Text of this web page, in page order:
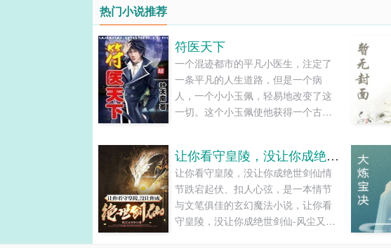
热门小说推荐
符医天下
一个混迹都市的平凡小医生，注定了
一条平凡的人生道路，但是一个病
人，一个小小玉佩，轻易地改变了这
一切。这个小玉佩使他获得一个古代
让你看守皇陵，没让你成绝世剑仙
让你看守皇陵，没让你成绝世剑仙情
节跌宕起伏、扣人心弦，是一本情节
与文笔俱佳的玄幻魔法小说，让你看
守皇陵，没让你成绝世剑仙-风尘又仆